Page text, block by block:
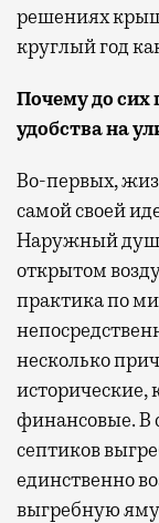
решениях
круглый год
Почему до сих
удобства на
Во-первых,
самой своей
Наружный душ,
открытом
практика по
несколько
исторические,
финансовые. В
септиков
единственно
выгребную